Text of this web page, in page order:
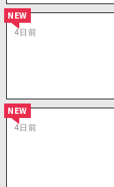
4日前
NEW
4日前
NEW